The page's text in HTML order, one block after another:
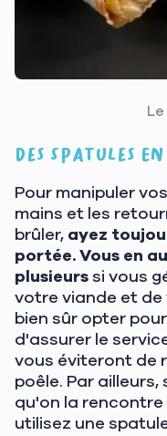
Des spatules
Pour manipuler
mains et les
brûler, ayez
portée. Vous en
plusieurssi vous
votre viande et de
bien sûr opter
d'assurer le
vous éviteront de
poêle. Par
qu'on la rencontre
utilisez une